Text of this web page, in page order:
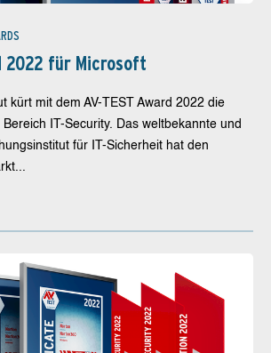
2022 für Microsoft
kürt mit dem AV-TEST Award 2022 die
IT-Security. Das weltbekannte und
für IT-Sicherheit hat den